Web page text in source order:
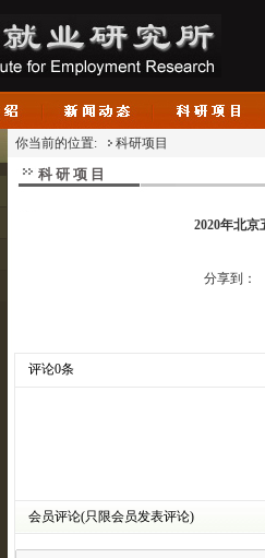
你当前的位置: 科研项目
科 研 项 目
2020年北
分享到：
评论0条
会员评论(只限会员发表评论)